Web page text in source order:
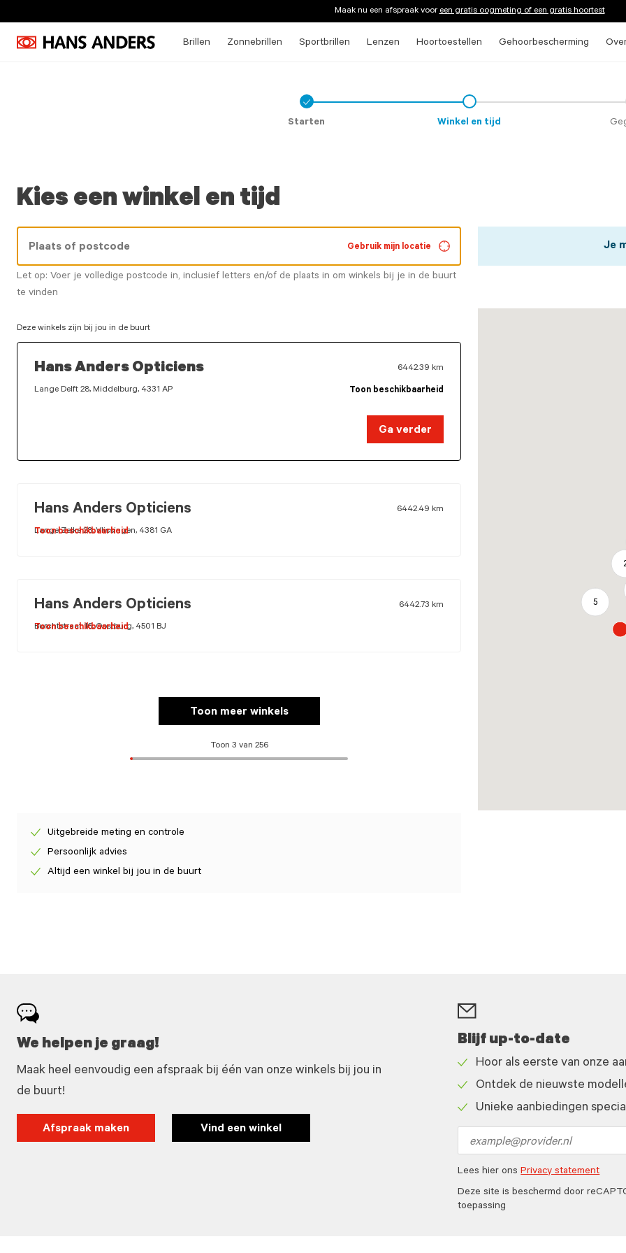
Maak nu een afspraak vooreen gratis oogmeting of een gratis hoortest
Brillen Zonnebrillen Sportbrillen Lenzen Hoortoestellen Gehoorbescherming
Check
Starten Winkel en tijd
Kies een winkel en tijd
Gebruik mijn locatie
Let op: Voer je volledige postcode in, inclusief letters en/of de plaats in om winkels bij je in de buurt
te vinden
Deze winkels zijn bij jou in de buurt
Hans Anders Opticiens 6442.39 km
Lange Delft 28, Middelburg, 4331 AP Toon beschikbaarheid
Ga verder
Hans Anders Opticiens 6442.49 km
Lange Zelke 28, Vlissingen, 4381 GA
Toon beschikbaarheid
Hans Anders Opticiens 6442.73 km
Burchtstraat 16, Oostburg, 4501 BJ
Toon beschikbaarheid
Toon meer winkels
Toon 3 van 256
Uitgebreide meting en controle
Persoonlijk advies
Altijd een winkel bij jou in de buurt
Je
5
We helpen je graag!
Maak heel eenvoudig een afspraak bij één van onze winkels bij jou in
de buurt!
Afspraak maken Vind een winkel
Blijf up-to-date
icon
Hoor als eerste van onze
icon
Ontdek de nieuwste
Unieke aanbiedingen
address
Lees hier onsPrivacy statement
Deze site is beschermd door
toepassing